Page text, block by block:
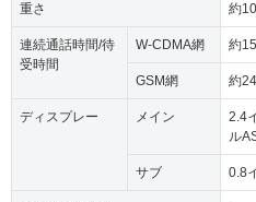
重さ 約
連続通話時間/待
受時間
W-CDMA網 約
GSM網 約
ディスプレー メイン
2.4
ル
サブ 0.8